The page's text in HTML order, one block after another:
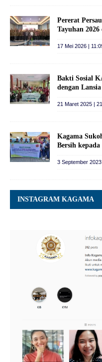
Pererat
Tayuhan
17 Mei 2026 |
Bakti Sosial
dengan
21 Maret 2025 |
Kagama
Bersih
3 September
INSTAGRAM KAGAMA